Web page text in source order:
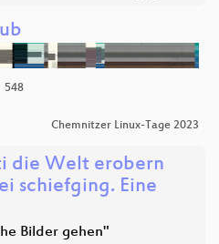
548
Chemnitzer Linux-Tage 2023
die Welt erobern
schiefging. Eine
Bilder gehen"